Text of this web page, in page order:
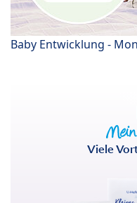
Baby Entwicklung -
Viele